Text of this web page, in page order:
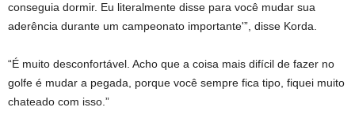
conseguia dormir. Eu literalmente disse para você mudar sua
aderência durante um campeonato importante'”, disse Korda.
“É muito desconfortável. Acho que a coisa mais difícil de fazer no
golfe é mudar a pegada, porque você sempre fica tipo, fiquei muito
chateado com isso.”